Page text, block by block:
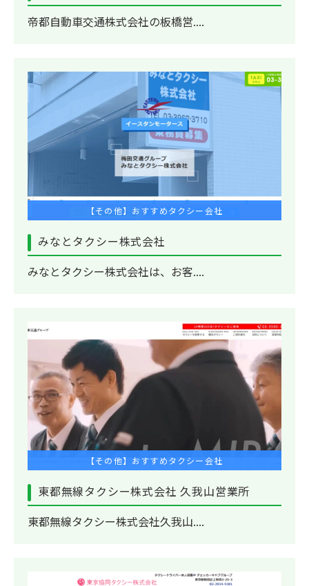
帝都自動車交通株式会社の板橋営....
【その他】おすすめタクシー会社
みなとタクシー株式会社
みなとタクシー株式会社は、お客....
【その他】おすすめタクシー会社
東都無線タクシー株式会社 久我山営業所
東都無線タクシー株式会社久我山....